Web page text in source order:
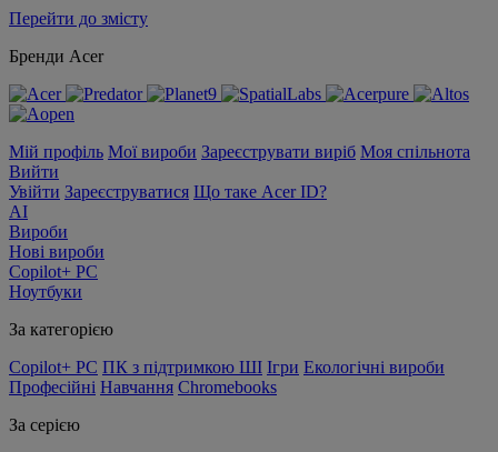
Перейти до змісту
Бренди Acer
Мій профіль Мої вироби Зареєструвати виріб Моя спільнота
Вийти
Увійти Зареєструватися Що таке Acer ID?
AI
Вироби
Нові вироби
Copilot+ PC
Ноутбуки
За категорією
Copilot+ PC ПК з підтримкою ШІ Ігри Екологічні вироби
Професійні Навчання Chromebooks
За серією